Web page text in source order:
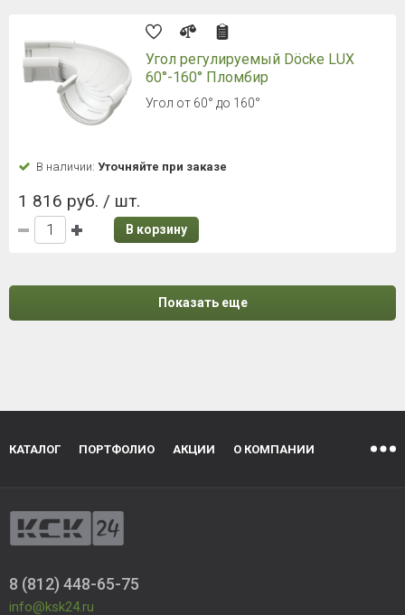
Угол регулируемый Döcke LUX
60°-160° Пломбир
Угол от 60° до 160°
В наличии: Уточняйте при заказе
1 816 руб. / шт.
В корзину
Показать еще
КАТАЛОГ ПОРТФОЛИО АКЦИИ О КОМПАНИИ
8 (812) 448-65-75
info@ksk24.ru